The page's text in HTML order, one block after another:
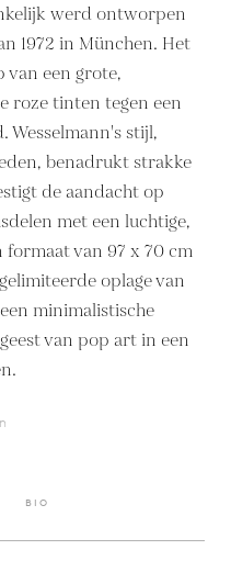
werd ontworpen
1972 in München. Het
een grote,
roze tinten tegen een
Wesselmann's stijl,
benadrukt strakke
de aandacht op
met een luchtige,
formaat van 97 x 70 cm
oplage van
minimalistische
van pop art in een
BIO